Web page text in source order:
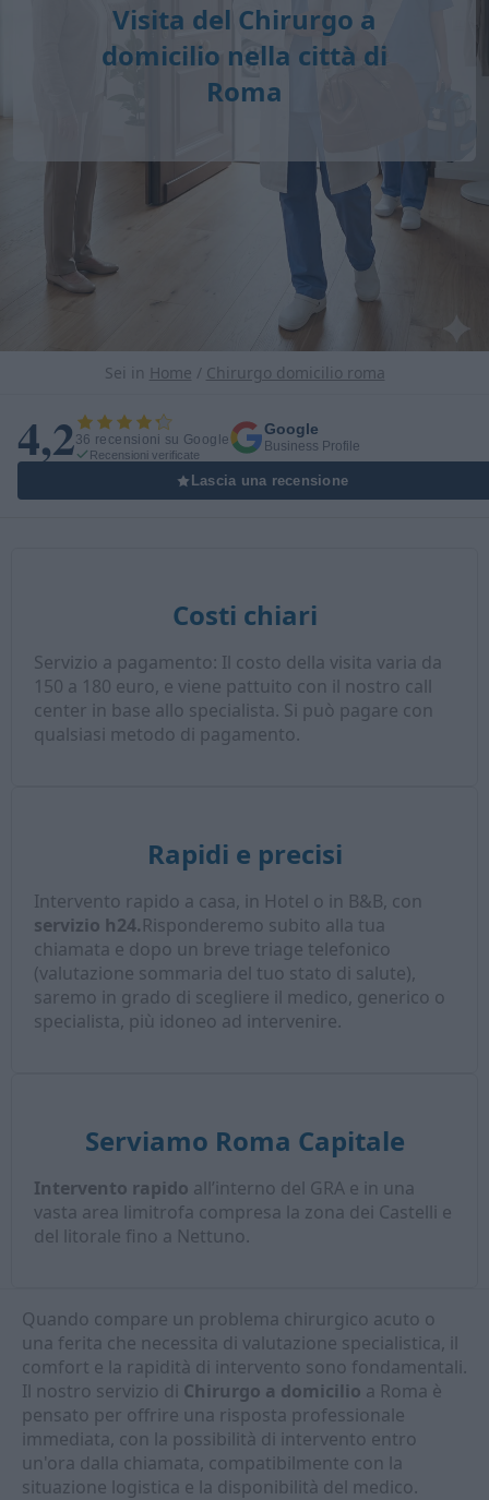
Visita del Chirurgo a
domicilio nella città di
Roma
Sei in Home / Chirurgo domicilio roma
4,236 recensioni su Google
Recensioni verificate
Google
Business Profile
Lascia una recensione
Costi chiari
Servizio a pagamento: Il costo della visita varia da
150 a 180 euro, e viene pattuito con il nostro call
center in base allo specialista. Si può pagare con
qualsiasi metodo di pagamento.
Rapidi e precisi
Intervento rapido a casa, in Hotel o in B&B, con
servizio h24.Risponderemo subito alla tua
chiamata e dopo un breve triage telefonico
(valutazione sommaria del tuo stato di salute),
saremo in grado di scegliere il medico, generico o
specialista, più idoneo ad intervenire.
Serviamo Roma Capitale
Intervento rapido all’interno del GRA e in una
vasta area limitrofa compresa la zona dei Castelli e
del litorale fino a Nettuno.
Quando compare un problema chirurgico acuto o
una ferita che necessita di valutazione specialistica, il
comfort e la rapidità di intervento sono fondamentali.
Il nostro servizio di Chirurgo a domicilio a Roma è
pensato per offrire una risposta professionale
immediata, con la possibilità di intervento entro
un'ora dalla chiamata, compatibilmente con la
situazione logistica e la disponibilità del medico.